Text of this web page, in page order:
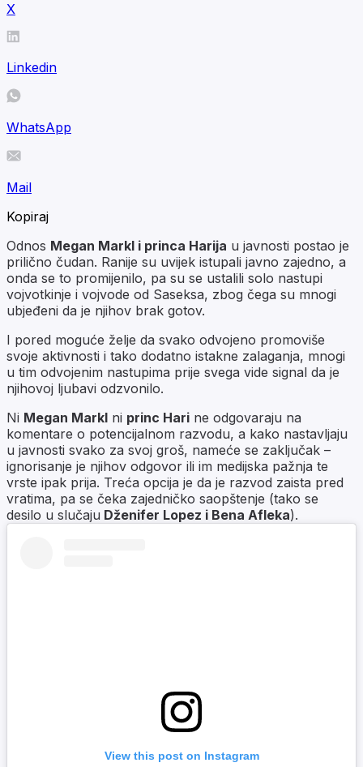
X
Linkedin
WhatsApp
Mail
Kopiraj
Odnos Megan Markl i princa Harija u javnosti postao je
prilično čudan. Ranije su uvijek istupali javno zajedno, a
onda se to promijenilo, pa su se ustalili solo nastupi
vojvotkinje i vojvode od Saseksa, zbog čega su mnogi
ubjeđeni da je njihov brak gotov.
I pored moguće želje da svako odvojeno promoviše
svoje aktivnosti i tako dodatno istakne zalaganja, mnogi
u tim odvojenim nastupima prije svega vide signal da je
njihovoj ljubavi odzvonilo.
Ni Megan Markl ni princ Hari ne odgovaraju na
komentare o potencijalnom razvodu, a kako nastavljaju
u javnosti svako za svoj groš, nameće se zaključak –
ignorisanje je njihov odgovor ili im medijska pažnja te
vrste ipak prija. Treća opcija je da je razvod zaista pred
vratima, pa se čeka zajedničko saopštenje (tako se
desilo u slučaju Dženifer Lopez i Bena Afleka).
View this post on Instagram